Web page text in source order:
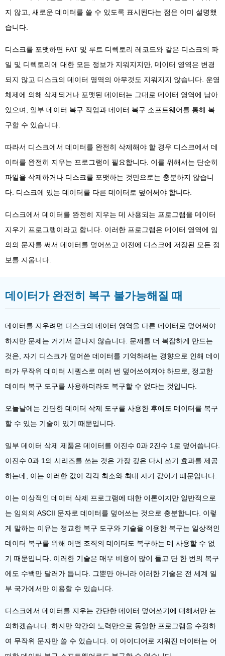
지 않고, 새로운 데이터를 쓸 수 있도록 표시된다는 점은 이미 설명했
습니다.
디스크를 포맷하면 FAT 및 루트 디렉토리 레코드와 같은 디스크의 파
일 및 디렉토리에 대한 모든 정보가 지워지지만, 데이터 영역은 변경
되지 않고 디스크의 데이터 영역의 아무것도 지워지지 않습니다. 운영
체제에 의해 삭제되거나 포맷된 데이터는 그대로 데이터 영역에 남아
있으며, 일부 데이터 복구 작업과 데이터 복구 소프트웨어를 통해 복
구할 수 있습니다.
따라서 디스크에서 데이터를 완전히 삭제해야 할 경우 디스크에서 데
이터를 완전히 지우는 프로그램이 필요합니다. 이를 위해서는 단순히
파일을 삭제하거나 디스크를 포맷하는 것만으로는 충분하지 않습니
다. 디스크에 있는 데이터를 다른 데이터로 덮어써야 합니다.
디스크에서 데이터를 완전히 지우는 데 사용되는 프로그램을 데이터
지우기 프로그램이라고 합니다. 이러한 프로그램은 데이터 영역에 임
의의 문자를 써서 데이터를 덮어쓰고 이전에 디스크에 저장된 모든 정
보를 지웁니다.
데이터가 완전히 복구 불가능해질 때
데이터를 지우려면 디스크의 데이터 영역을 다른 데이터로 덮어써야
하지만 문제는 거기서 끝나지 않습니다. 문제를 더 복잡하게 만드는
것은, 자기 디스크가 덮어쓴 데이터를 기억하려는 경향으로 인해 데이
터가 무작위 데이터 시퀀스로 여러 번 덮어쓰여져야 하므로, 정교한
데이터 복구 도구를 사용하더라도 복구할 수 없다는 것입니다.
오늘날에는 간단한 데이터 삭제 도구를 사용한 후에도 데이터를 복구
할 수 있는 기술이 있기 때문입니다.
일부 데이터 삭제 제품은 데이터를 이진수 0과 2진수 1로 덮어씁니다.
이진수 0과 1의 시리즈를 쓰는 것은 가장 깊은 다시 쓰기 효과를 제공
하는데, 이는 이러한 값이 각각 최소와 최대 자기 값이기 때문입니다.
이는 이상적인 데이터 삭제 프로그램에 대한 이론이지만 일반적으로
는 임의의 ASCII 문자로 데이터를 덮어쓰는 것으로 충분합니다. 이렇
게 말하는 이유는 정교한 복구 도구와 기술을 이용한 복구는 일상적인
데이터 복구를 위해 어떤 조직의 데이터도 복구하는 데 사용할 수 없
기 때문입니다. 이러한 기술은 매우 비용이 많이 들고 단 한 번의 복구
에도 수백만 달러가 듭니다. 그뿐만 아니라 이러한 기술은 전 세계 일
부 국가에서만 이용할 수 있습니다.
디스크에서 데이터를 지우는 간단한 데이터 덮어쓰기에 대해서만 논
의하겠습니다. 하지만 약간의 노력만으로 동일한 프로그램을 수정하
여 무작위 문자만 쓸 수 있습니다. 이 아이디어로 지워진 데이터는 어